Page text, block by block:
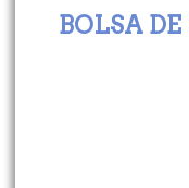
BOLSA